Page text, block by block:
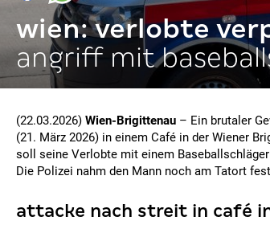
wien: verlobte
angriff mit
(22.03.2026) Wien-Brigittenau – Ein brutaler
(21. März 2026) in einem Café in der Wiener
soll seine Verlobte mit einem
Die Polizei nahm den Mann noch am Tatort
attacke nach streit in café